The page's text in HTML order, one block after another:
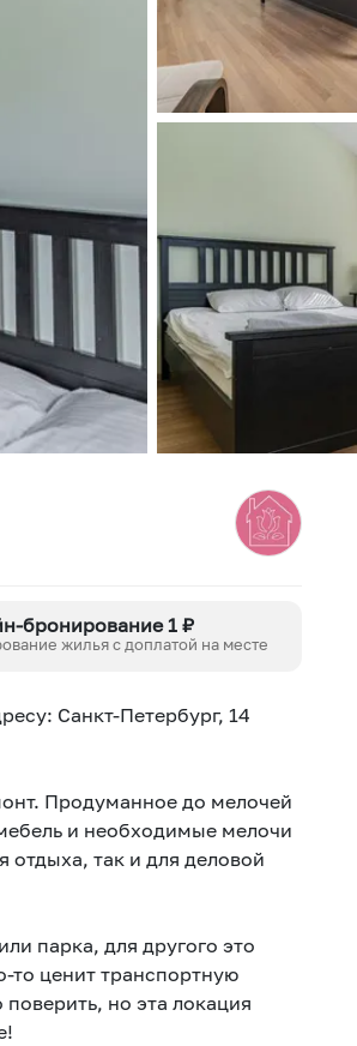
бронирование 1 ₽
жилья с доплатой на месте
Сaнкт-Пeтepбуpг, 14
Продуманное до мелочей
и необходимые мелочи
отдыха, так и для деловой
парка, для другого это
то ценит транспортную
но эта локация